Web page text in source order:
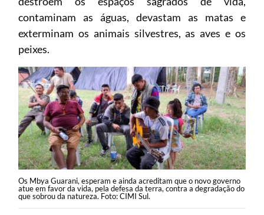
contaminam as águas, devastam as matas e
exterminam os animais silvestres, as aves e os
peixes.
Os Mbya Guarani, esperam e ainda acreditam que o novo governo
atue em favor da vida, pela defesa da terra, contra a degradação do
que sobrou da natureza. Foto: CIMI Sul.